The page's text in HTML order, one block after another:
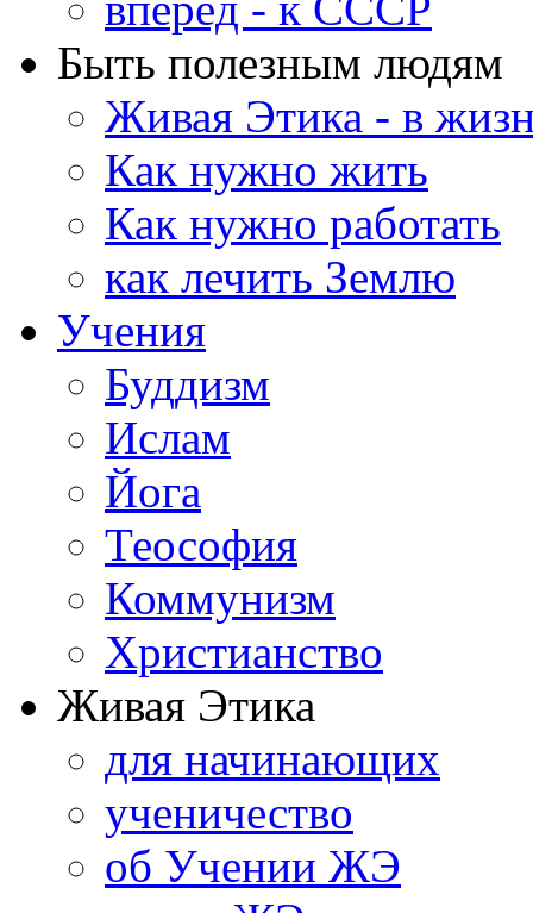
Быть полезным людям
Живая Этика - в
Как нужно жить
Как нужно работать
как лечить Землю
Учения
Буддизм
Ислам
Йога
Теософия
Коммунизм
Христианство
Живая Этика
для начинающих
ученичество
об Учении ЖЭ